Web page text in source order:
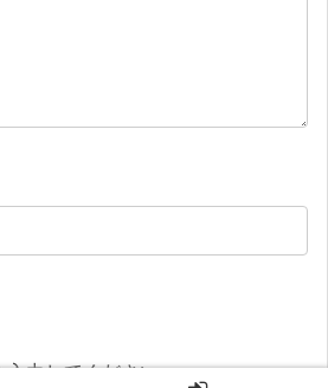
入力してください。